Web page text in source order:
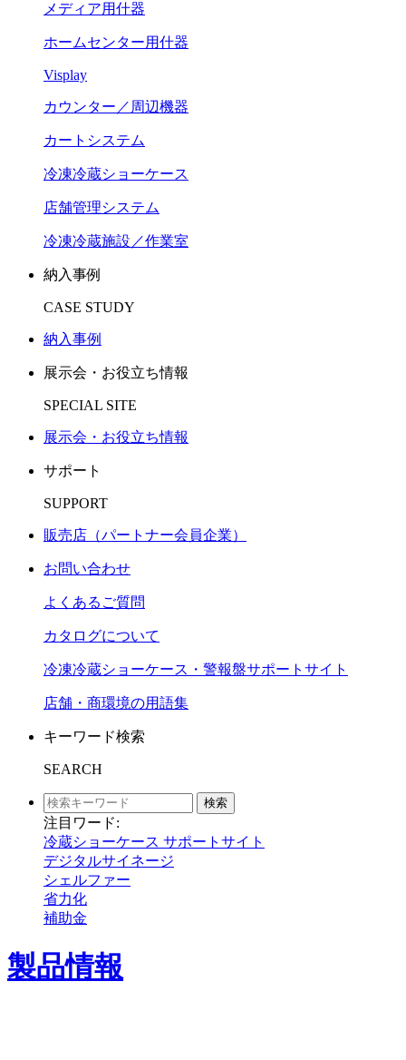
メディア用什器
ホームセンター用什器
Visplay
カウンター／周辺機器
カートシステム
冷凍冷蔵ショーケース
店舗管理システム
冷凍冷蔵施設／作業室
納入事例
CASE STUDY
納入事例
展示会・お役立ち情報
SPECIAL SITE
展示会・お役立ち情報
サポート
SUPPORT
販売店（パートナー会員企業）
お問い合わせ
よくあるご質問
カタログについて
冷凍冷蔵ショーケース・警報盤サポートサイト
店舗・商環境の用語集
キーワード検索
SEARCH
検索
注目ワード:
冷蔵ショーケース サポートサイト
デジタルサイネージ
シェルファー
省力化
補助金
製品情報